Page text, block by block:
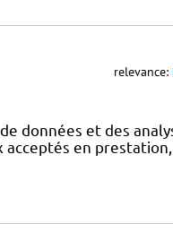
relevance:
données et des
en